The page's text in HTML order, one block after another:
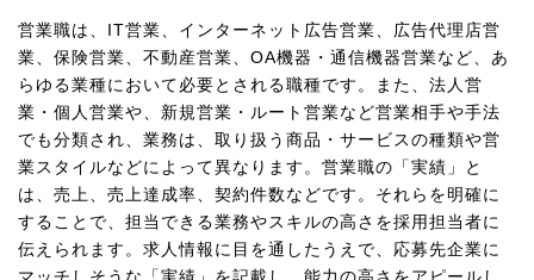
営業職は、IT営業、インターネット広告営業、広告代理店営
業、保険営業、不動産営業、OA機器・通信機器営業など、あ
らゆる業種において必要とされる職種です。また、法人営
業・個人営業や、新規営業・ルート営業など営業相手や手法
でも分類され、業務は、取り扱う商品・サービスの種類や営
業スタイルなどによって異なります。営業職の「実績」と
は、売上、売上達成率、契約件数などです。それらを明確に
することで、担当できる業務やスキルの高さを採用担当者に
伝えられます。求人情報に目を通したうえで、応募先企業に